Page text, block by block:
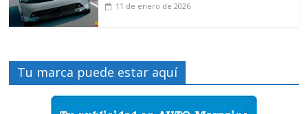
11 de enero de 2026
Tu marca puede estar aquí